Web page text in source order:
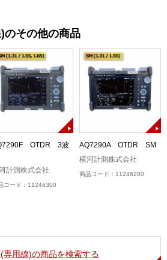
のその他の商品
OTDR 3波
計測株式会社
コード：11246300
AQ7290A OTDR SM
横河計測株式会社
商品コード：11246200
専用線)の商品を検索する